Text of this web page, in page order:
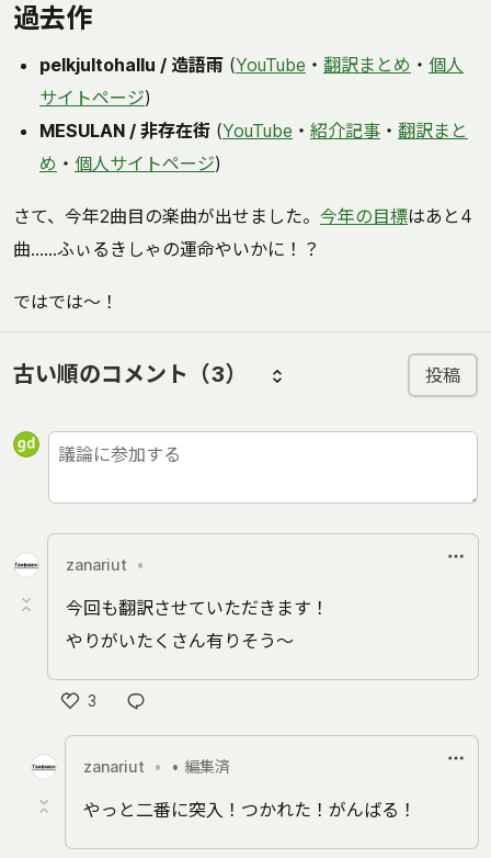
過去作
pelkjultohallu / 造語雨 (YouTube ・ 翻訳まとめ ・ 個人
サイトページ)
MESULAN / 非存在街 (YouTube ・ 紹介記事 ・ 翻訳まと
め ・ 個人サイトページ)
さて、今年2曲目の楽曲が出せました。 今年の目標はあと4
曲……ふぃるきしゃの運命やいかに！？
ではでは～！
古い順のコメント （3） 投稿
zanariut •
今回も翻訳させていただきます！
やりがいたくさん有りそう～
3
い
ねzanariut • • 編集済
やっと二番に突入！つかれた！がんばる！